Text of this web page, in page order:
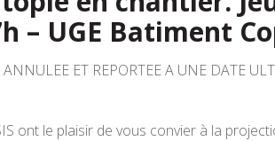
– UGE Batiment
ANNULEE ET REPORTEE A UNE DATE
ont le plaisir de vous convier à la